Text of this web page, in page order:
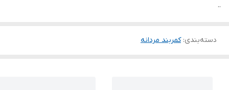
..
دسته‌بندی:کمربند مردانه